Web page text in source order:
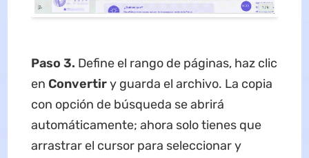
Paso 3. Define el rango de páginas, haz clic
en Convertiry guarda el archivo. La copia
con opción de búsqueda se abrirá
automáticamente; ahora solo tienes que
arrastrar el cursor para seleccionar y